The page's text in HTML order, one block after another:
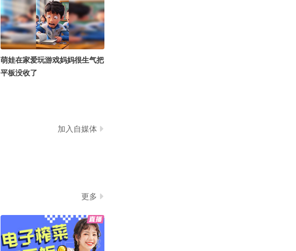
到我了 #搞笑是一种贡献 @张朝
阳 @国风星探官 @一只飞鸿 @
阿畅酷酷的
萌娃在家爱玩游戏妈妈很生气把
平板没收了
加入自媒体
更多